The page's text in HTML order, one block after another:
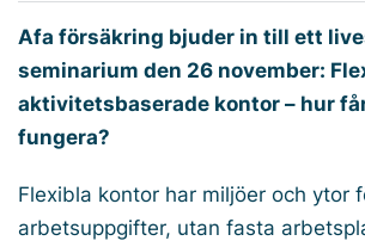
Afa försäkring bjuder in till ett
seminarium den 26 november:
aktivitetsbaserade kontor – hur
fungera?
Flexibla kontor har miljöer och ytor
arbetsuppgifter, utan fasta